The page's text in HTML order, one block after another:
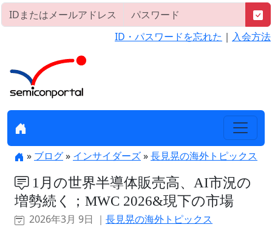
ID・パスワードを忘れた ｜ 入会方法
» ブログ» インサイダーズ»長見晃の海外トピックス
1月の世界半導体販売高、AI市況の
増勢続く；MWC 2026&現下の市場
2026年3月 9日 ｜ 長見晃の海外トピックス